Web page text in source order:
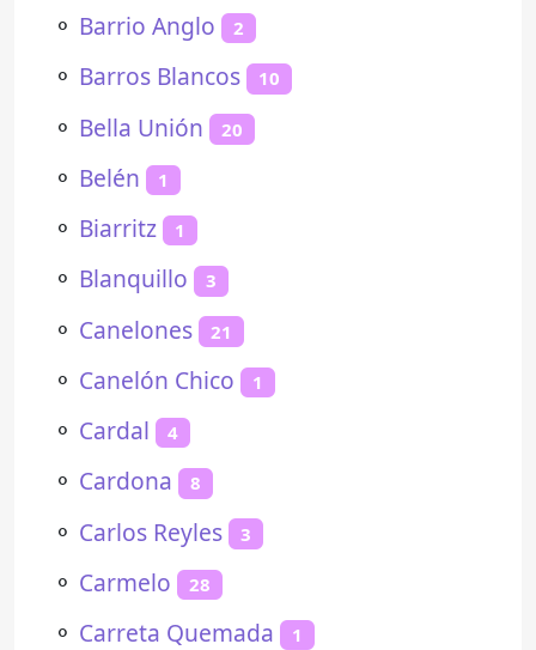
⚬ Barrio Anglo 2
⚬ Barros Blancos 10
⚬ Bella Unión 20
⚬ Belén 1
⚬ Biarritz 1
⚬ Blanquillo 3
⚬ Canelones 21
⚬ Canelón Chico 1
⚬ Cardal 4
⚬ Cardona 8
⚬ Carlos Reyles 3
⚬ Carmelo 28
⚬ Carreta Quemada 1